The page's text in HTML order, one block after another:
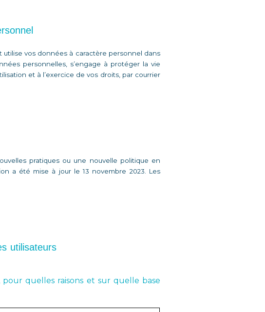
vos données à caractère personnel dans
personnelles, s’engage à protéger la vie
et à l’exercice de vos droits, par courrier
pratiques ou une nouvelle politique en
a été mise à jour le 13 novembre 2023. Les
utilisateurs
quelles raisons et sur quelle base